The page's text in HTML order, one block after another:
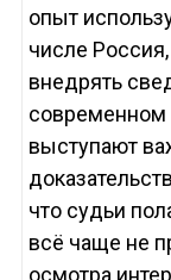
опыт
числе
внедрять
современном
выступают
что судьи
всё чаще не
осмотра